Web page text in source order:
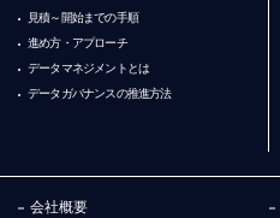
見積～開始までの手順
進め方・アプローチ
データマネジメントとは
データガバナンスの推進方法
会社概要